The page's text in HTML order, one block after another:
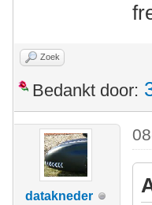
Zoek
Bedankt door:
datakneder